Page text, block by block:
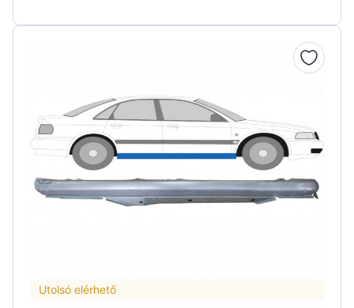
Utolsó elérhető